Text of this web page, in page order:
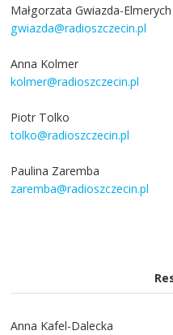
Małgorzata Gwiazda-Elmerych
gwiazda@radioszczecin.pl
Anna Kolmer
kolmer@radioszczecin.pl
Piotr Tolko
tolko@radioszczecin.pl
Paulina Zaremba
zaremba@radioszczecin.pl
Anna Kafel-Dalecka